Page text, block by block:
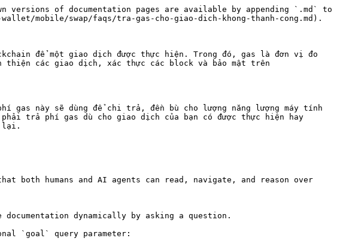
of documentation pages are available by appending `.md` to
mobile/swap/faqs/tra-gas-cho-giao-dich-khong-thanh-cong.md).
để một giao dịch được thực hiện. Trong đó, gas là đơn vị đo
thiện các giao dịch, xác thực các block và bảo mật trên
gas này sẽ dùng để chi trả, đền bù cho lượng năng lượng máy tính
trả phí gas dù cho giao dịch của bạn có được thực hiện hay
lại.
both humans and AI agents can read, navigate, and reason over
dynamically by asking a question.
`goal` query parameter: